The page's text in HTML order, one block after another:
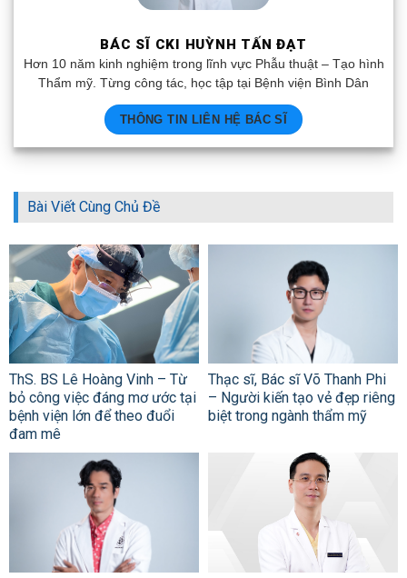
BÁC SĨ CKI HUỲNH TẤN ĐẠT
Hơn 10 năm kinh nghiệm trong lĩnh vực Phẫu thuật – Tạo hình
Thẩm mỹ. Từng công tác, học tập tại Bệnh viện Bình Dân
THÔNG TIN LIÊN HỆ BÁC SĨ
Bài Viết Cùng Chủ Đề
ThS. BS Lê Hoàng Vinh – Từ
bỏ công việc đáng mơ ước tại
bệnh viện lớn để theo đuổi
đam mê
Thạc sĩ, Bác sĩ Võ Thanh Phi
– Người kiến tạo vẻ đẹp riêng
biệt trong ngành thẩm mỹ